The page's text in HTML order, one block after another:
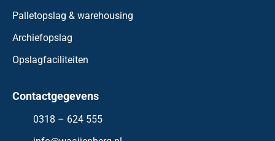
Palletopslag & warehousing
Archiefopslag
Opslagfaciliteiten
Contactgegevens
0318 – 624 555